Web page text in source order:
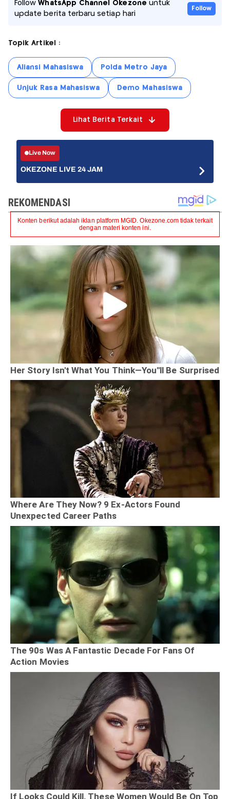
FollowWhatsApp Channel Okezone untuk
update berita terbaru setiap hari
Follow
Topik Artikel :
Aliansi Mahasiswa Polda Metro Jaya
Unjuk Rasa Mahasiswa Demo Mahasiswa
Lihat Berita Terkait
Live Now
OKEZONE LIVE 24 JAM